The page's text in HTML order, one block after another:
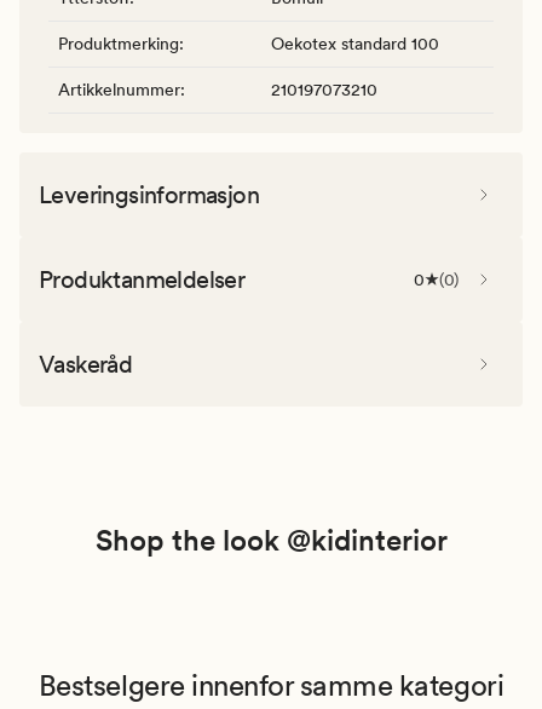
Produktmerking: Oekotex standard 100
Artikkelnummer: 210197073210
Leveringsinformasjon
Produktanmeldelser 0 (0)
Vaskeråd
Shop the look @kidinterior
Bestselgere innenfor samme kategori